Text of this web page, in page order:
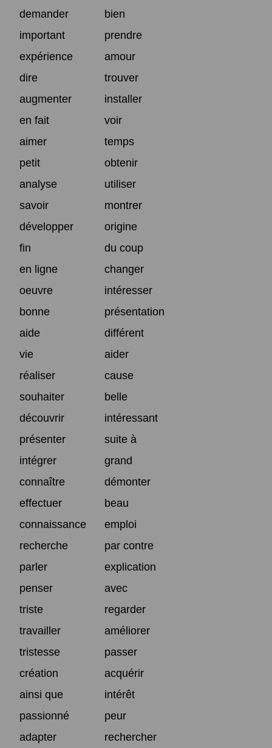
demander
bien
important
prendre
expérience
amour
dire
trouver
augmenter
installer
en fait
voir
aimer
temps
petit
obtenir
analyse
utiliser
savoir
montrer
développer
origine
fin
du coup
en ligne
changer
oeuvre
intéresser
bonne
présentation
aide
différent
vie
aider
réaliser
cause
souhaiter
belle
découvrir
intéressant
présenter
suite à
intégrer
grand
connaître
démonter
effectuer
beau
connaissance
emploi
recherche
par contre
parler
explication
penser
avec
triste
regarder
travailler
améliorer
tristesse
passer
création
acquérir
ainsi que
intérêt
passionné
peur
adapter
rechercher